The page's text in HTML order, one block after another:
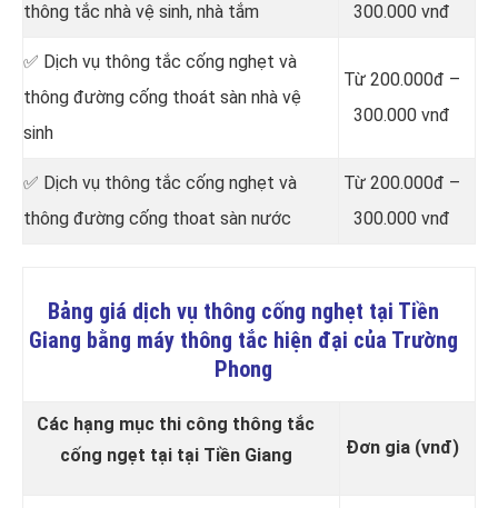
thông tắc nhà vệ sinh, nhà tắm
300.000 vnđ
✅ Dịch vụ thông tắc cống nghẹt và
thông đường cống thoát sàn nhà vệ
sinh
Từ 200.000đ –
300.000 vnđ
✅ Dịch vụ thông tắc cống nghẹt và
thông đường cống thoat sàn nước
Từ 200.000đ –
300.000 vnđ
Bảng giá dịch vụ thông cống nghẹt tại Tiền
Giang bằng máy thông tắc hiện đại của Trường
Phong
Các hạng mục thi công thông tắc
cống ngẹt tại tại Tiền Giang
Đơn gia (vnđ)